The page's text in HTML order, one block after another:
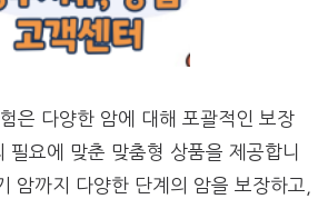
은 다양한 암에 대해 포괄적인 보장
필요에 맞춘 맞춤형 상품을 제공합니
암까지 다양한 단계의 암을 보장하고,